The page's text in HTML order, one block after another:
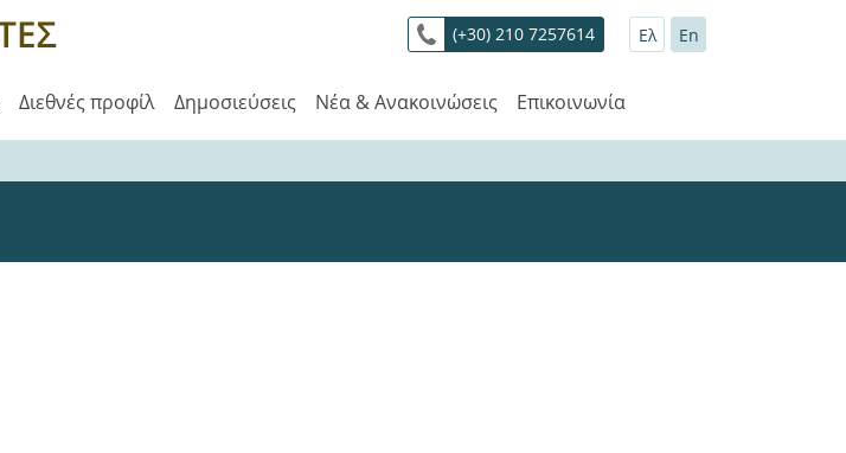
(+30) 210 7257614 Ελ En
Διεθνές προφίλ Δημοσιεύσεις Νέα & Ανακοινώσεις Επικοινωνία